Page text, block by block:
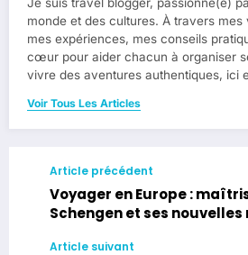
monde et des cultures. À travers
mes expériences, mes conseils
cœur pour aider chacun à organiser
vivre des aventures authentiques, ici
Voir Tous Les Articles
Article précédent
Voyager en Europe :
Schengen et ses nouvelles
Article suivant